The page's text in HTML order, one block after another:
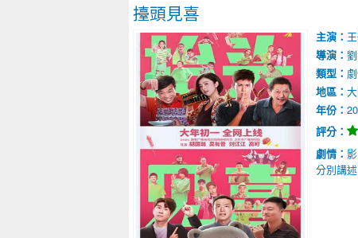
擡頭見喜
主演：
導演：
類型：
地區：
年份：
評分：
劇情：
分別講